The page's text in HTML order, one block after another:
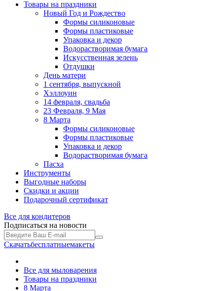
Товары на праздники
Новый Год и Рождество
Формы силиконовые
Формы пластиковые
Упаковка и декор
Водорастворимая бумага
Искусственная зелень
Отдушки
День матери
1 сентября, выпускной
Хэллоуин
14 февраля, свадьба
23 Февраля, 9 Мая
8 Марта
Формы силиконовые
Формы пластиковые
Упаковка и декор
Водорастворимая бумага
Пасха
Инструменты
Выгодные наборы
Скидки и акции
Подарочный сертификат
Все для кондитеров
Подписаться на новости
Скачатьбесплатныемакеты
Все для мыловарения
Товары на праздники
8 Марта